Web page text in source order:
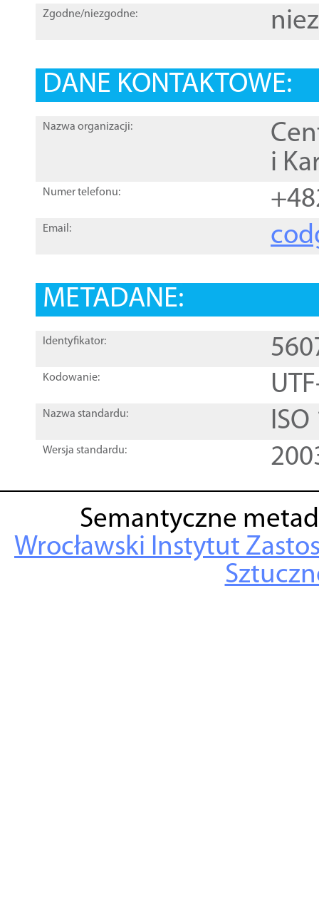
Zgodne/niezgodne:
DANE KONTAKTOWE:
Nazwa organizacji:
i
Numer telefonu:
Email:
METADANE:
Identyfikator:
Kodowanie:
Nazwa standardu:
Wersja standardu:
Semantyczne
Wrocławski Instytut